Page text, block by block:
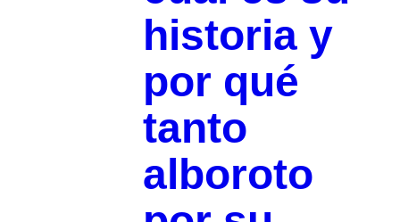
historia y
por qué
tanto
alboroto